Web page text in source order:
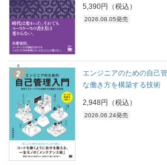
5,390円（税込）
2026.08.05発売
エンジニアのための自己
な働き方を構築する技術
2,948円（税込）
2026.06.24発売